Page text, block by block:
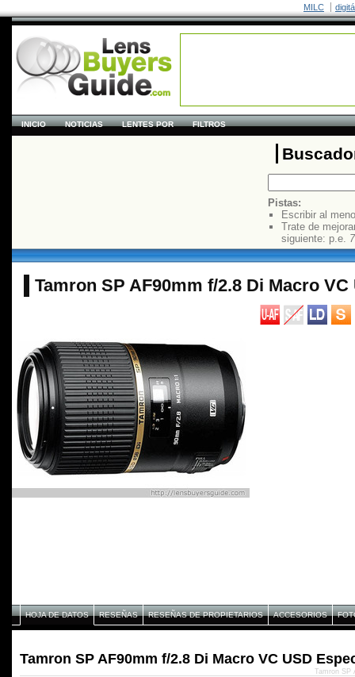
MILC
INICIO NOTICIAS LENTES POR FILTROS
Pistas:
Escribir al
Trate de
siguiente: p.e.
Tamron SP AF90mm f/2.8 Di Macro VC
HOJA DE DATOS RESEÑAS RESEÑAS DE PROPIETARIOS ACCESORIOS
Tamron SP AF90mm f/2.8 Di Macro VC USD
Tamron SP